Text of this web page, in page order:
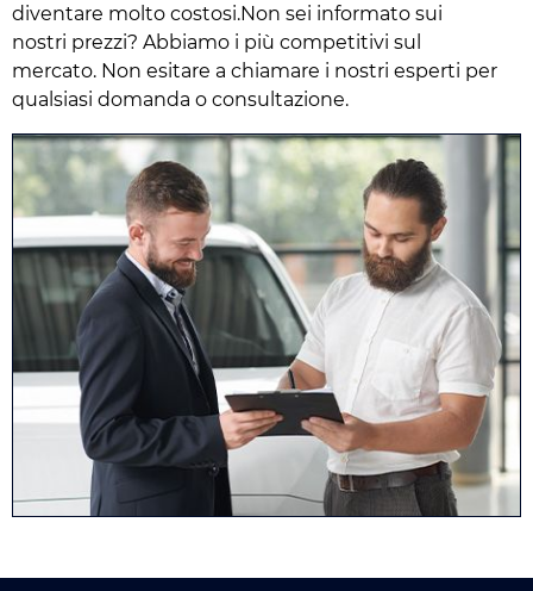
diventare molto costosi.Non sei informato sui
nostri prezzi? Abbiamo i più competitivi sul
mercato. Non esitare a chiamare i nostri esperti per
qualsiasi domanda o consultazione.